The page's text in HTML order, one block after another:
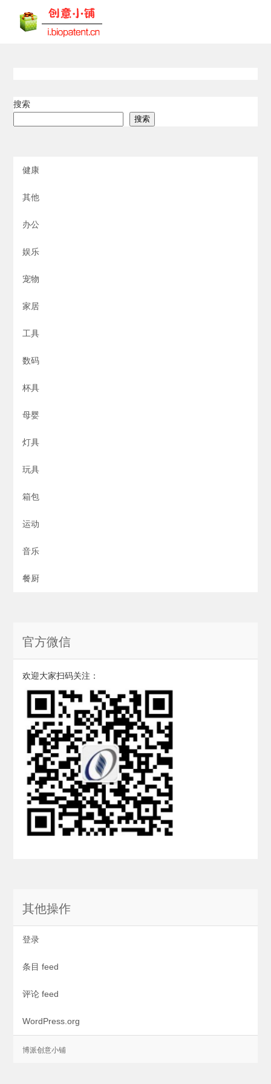
搜索
搜索
健康
其他
办公
娱乐
宠物
家居
工具
数码
杯具
母婴
灯具
玩具
箱包
运动
音乐
餐厨
官方微信
欢迎大家扫码关注：
其他操作
登录
条目 feed
评论 feed
WordPress.org